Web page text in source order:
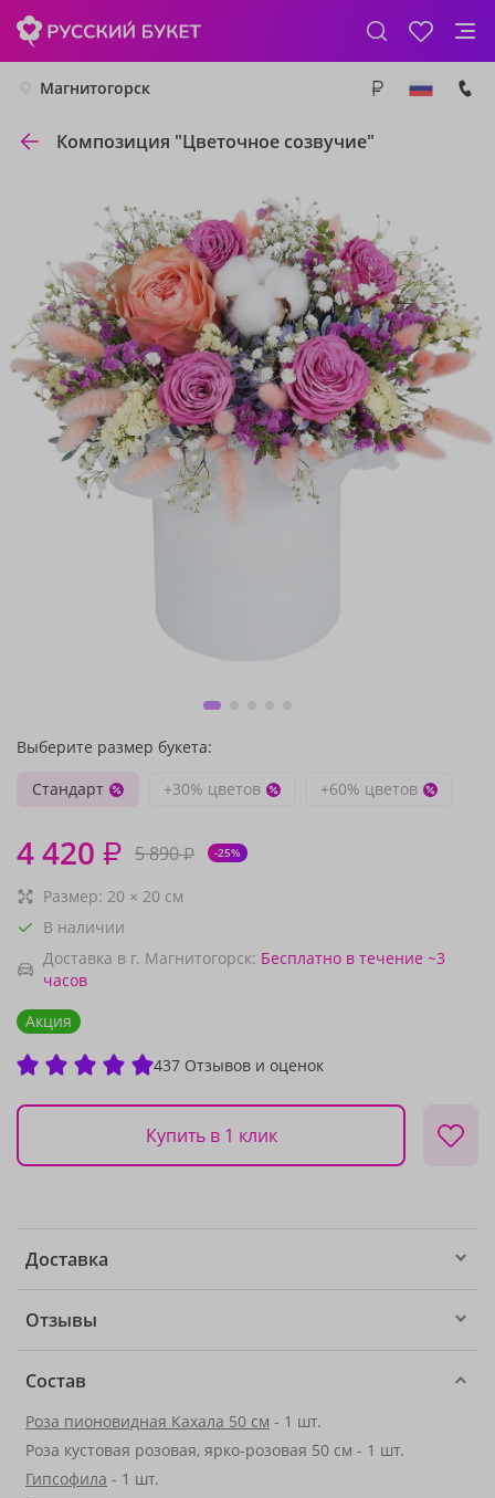
Магнитогорск
Композиция "Цветочное созвучие"
Выберите размер букета:
Стандарт
+30% цветов +60% цветов
4 420 ₽ 5 890₽ -25%
Размер: 20 × 20 см
В наличии
Доставка в г. Магнитогорск: Бесплатно в течение ~3
часов
Акция
437 Отзывов и оценок
Купить в 1 клик
Доставка
Отзывы
Состав
Роза пионовидная Кахала 50 см - 1 шт.
Роза кустовая розовая, ярко-розовая 50 см - 1 шт.
Гипсофила - 1 шт.